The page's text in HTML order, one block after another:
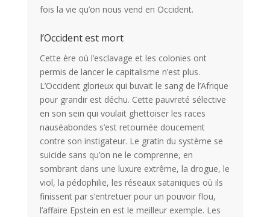
fois la vie qu’on nous vend en Occident.
l’Occident est mort
Cette ère où l’esclavage et les colonies ont
permis de lancer le capitalisme n’est plus.
L’Occident glorieux qui buvait le sang de l’Afrique
pour grandir est déchu. Cette pauvreté sélective
en son sein qui voulait ghettoiser les races
nauséabondes s’est retournée doucement
contre son instigateur. Le gratin du système se
suicide sans qu’on ne le comprenne, en
sombrant dans une luxure extrême, la drogue, le
viol, la pédophilie, les réseaux sataniques où ils
finissent par s’entretuer pour un pouvoir flou,
l’affaire Epstein en est le meilleur exemple. Les